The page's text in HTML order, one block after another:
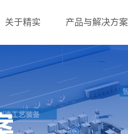
关于精实 产品与解决方案